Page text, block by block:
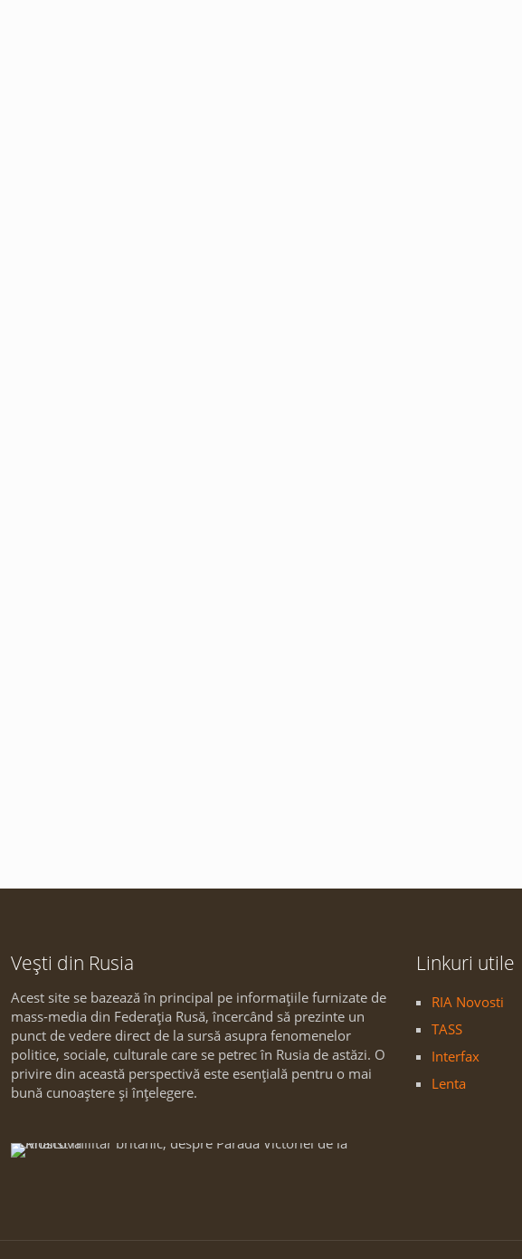
Vești din Rusia
Acest site se bazează în principal pe informațiile furnizate de
mass-media din Federația Rusă, încercând să prezinte un
punct de vedere direct de la sursă asupra fenomenelor
politice, sociale, culturale care se petrec în Rusia de astăzi. O
privire din această perspectivă este esențială pentru o mai
bună cunoaștere și înțelegere.
Linkuri utile
RIA Novosti
TASS
Interfax
Lenta